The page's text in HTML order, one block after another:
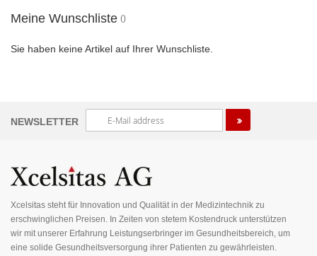
Meine Wunschliste
Sie haben keine Artikel auf Ihrer Wunschliste.
NEWSLETTER
Melden
Sie
unseren
Newsletter
Xcelsitas steht für Innovation und Qualität in der Medizintechnik zu
erschwinglichen Preisen. In Zeiten von stetem Kostendruck unterstützen
wir mit unserer Erfahrung Leistungserbringer im Gesundheitsbereich, um
eine solide Gesundheitsversorgung ihrer Patienten zu gewährleisten.